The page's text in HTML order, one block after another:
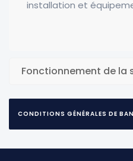
installation et
Fonctionnement de la
CONDITIONS GÉNÉRALES DE